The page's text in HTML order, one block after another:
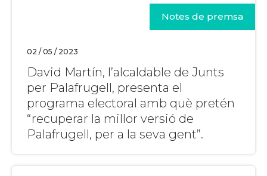
Notes de premsa
02 / 05 / 2023
David Martín, l’alcaldable de Junts
per Palafrugell, presenta el
programa electoral amb què pretén
“recuperar la millor versió de
Palafrugell, per a la seva gent”.